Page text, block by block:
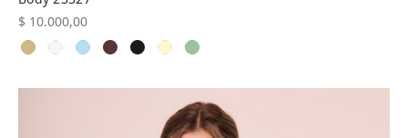
$ 10.000,00